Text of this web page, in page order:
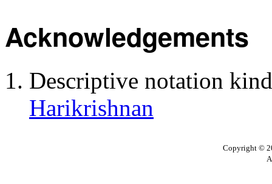
Acknowledgements
Descriptive notation
Harikrishnan
Copyright ©